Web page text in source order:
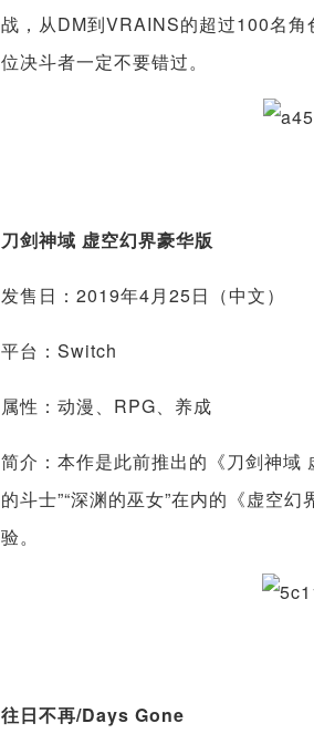
战，从DM到VRAINS的超过100名
位决斗者一定不要错过。
刀剑神域 虚空幻界豪华版
发售日：2019年4月25日（中文）
平台：Switch
属性：动漫、RPG、养成
简介：本作是此前推出的《刀剑神域
的斗士”“深渊的巫女”在内的《虚空
验。
往日不再/Days Gone